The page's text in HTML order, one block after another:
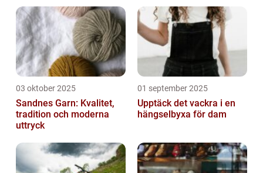
03 oktober 2025
Sandnes Garn: Kvalitet,
tradition och moderna
uttryck
01 september 2025
Upptäck det vackra i en
hängselbyxa för dam